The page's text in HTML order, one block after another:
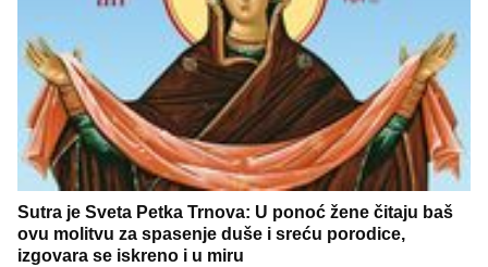
Sutra je Sveta Petka Trnova: U ponoć žene čitaju baš
ovu molitvu za spasenje duše i sreću porodice,
izgovara se iskreno i u miru